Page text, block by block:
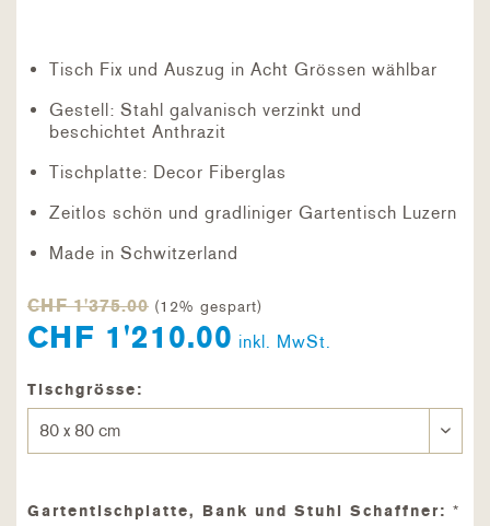
Tisch Fix und Auszug in Acht Grössen wählbar
Gestell: Stahl galvanisch verzinkt und
beschichtet Anthrazit
Tischplatte: Decor Fiberglas
Zeitlos schön und gradliniger Gartentisch Luzern
Made in Schwitzerland
CHF 1'375.00 (12% gespart)
CHF 1'210.00 inkl. MwSt.
Tischgrösse:
Gartentischplatte, Bank und Stuhl Schaffner: *